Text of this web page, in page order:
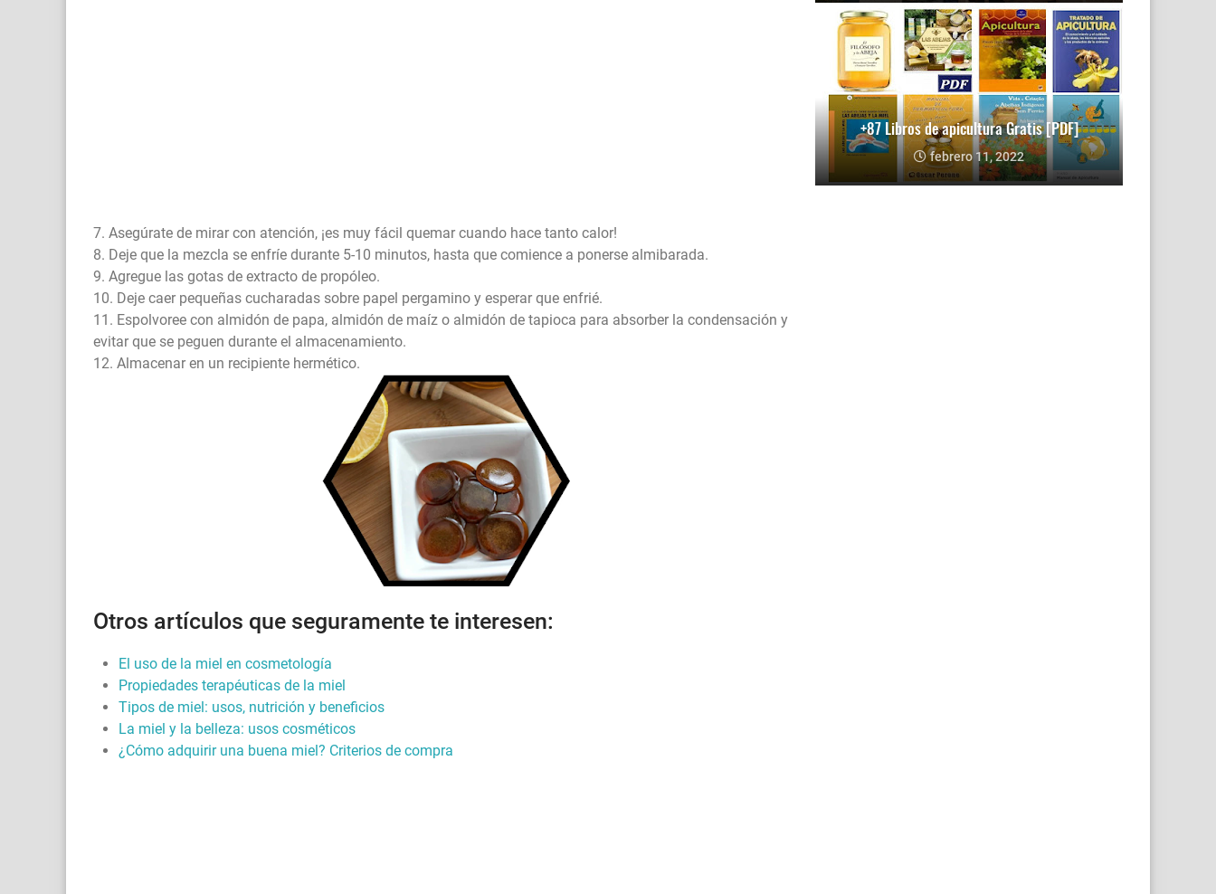
7. Asegúrate de mirar con atención, ¡es muy fácil quemar cuando hace tanto calor!
8. Deje que la mezcla se enfríe durante 5-10 minutos, hasta que comience a ponerse almibarada.
9. Agregue las gotas de extracto de propóleo.
10. Deje caer pequeñas cucharadas sobre papel pergamino y esperar que enfrié.
11. Espolvoree con almidón de papa, almidón de maíz o almidón de tapioca para absorber la condensación y
evitar que se peguen durante el almacenamiento.
12. Almacenar en un recipiente hermético.
Otros artículos que seguramente te interesen:
El uso de la miel en cosmetología
Propiedades terapéuticas de la miel
Tipos de miel: usos, nutrición y beneficios
La miel y la belleza: usos cosméticos
¿Cómo adquirir una buena miel? Criterios de compra
+87 Libros de apicultura Gratis [PDF]
febrero 11, 2022